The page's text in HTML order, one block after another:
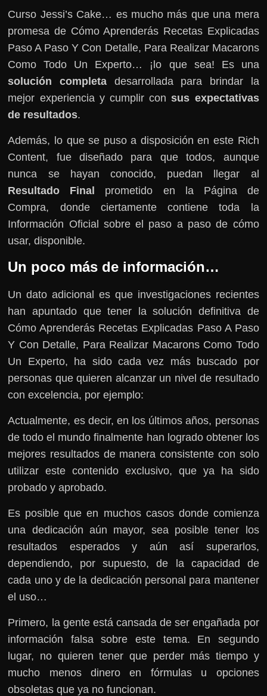
Curso Jessi’s Cake… es mucho más que una mera
promesa de Cómo Aprenderás Recetas Explicadas
Paso A Paso Y Con Detalle, Para Realizar Macarons
Como Todo Un Experto… ¡lo que sea! Es una
solución completa desarrollada para brindar la
mejor experiencia y cumplir consus expectativas
de resultados.
Además, lo que se puso a disposición en este Rich
Content, fue diseñado para que todos, aunque
nunca se hayan conocido, puedan llegar al
Resultado Final prometido en la Página de
Compra, donde ciertamente contiene toda la
Información Oficial sobre el paso a paso de cómo
usar, disponible.
Un poco más de información…
Un dato adicional es que investigaciones recientes
han apuntado que tener la solución definitiva de
Cómo Aprenderás Recetas Explicadas Paso A Paso
Y Con Detalle, Para Realizar Macarons Como Todo
Un Experto, ha sido cada vez más buscado por
personas que quieren alcanzar un nivel de resultado
con excelencia, por ejemplo:
Actualmente, es decir, en los últimos años, personas
de todo el mundo finalmente han logrado obtener los
mejores resultados de manera consistente con solo
utilizar este contenido exclusivo, que ya ha sido
probado y aprobado.
Es posible que en muchos casos donde comienza
una dedicación aún mayor, sea posible tener los
resultados esperados y aún así superarlos,
dependiendo, por supuesto, de la capacidad de
cada uno y de la dedicación personal para mantener
el uso…
Primero, la gente está cansada de ser engañada por
información falsa sobre este tema. En segundo
lugar, no quieren tener que perder más tiempo y
mucho menos dinero en fórmulas u opciones
obsoletas que ya no funcionan.